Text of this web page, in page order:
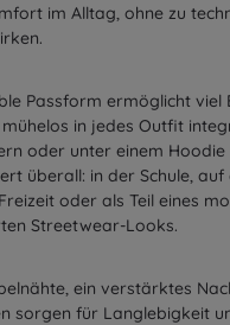
im Alltag, ohne zu
Passform ermöglicht viel
in jedes Outfit
oder unter einem Hoodie
überall: in der Schule, auf
oder als Teil eines
Streetwear-Looks.
ein verstärktes
sorgen für Langlebigkeit